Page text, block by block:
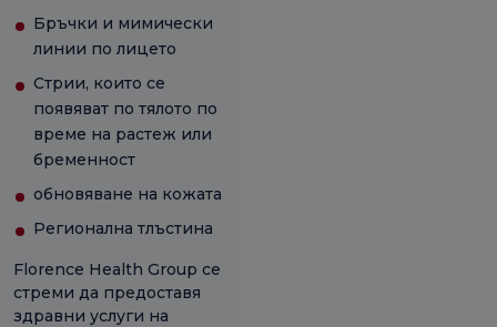
Бръчки и мимически
линии по лицето
Стрии, които се
появяват по тялото по
време на растеж или
бременност
обновяване на кожата
Регионална тлъстина
Florence Health Group се
стреми да предоставя
здравни услуги на